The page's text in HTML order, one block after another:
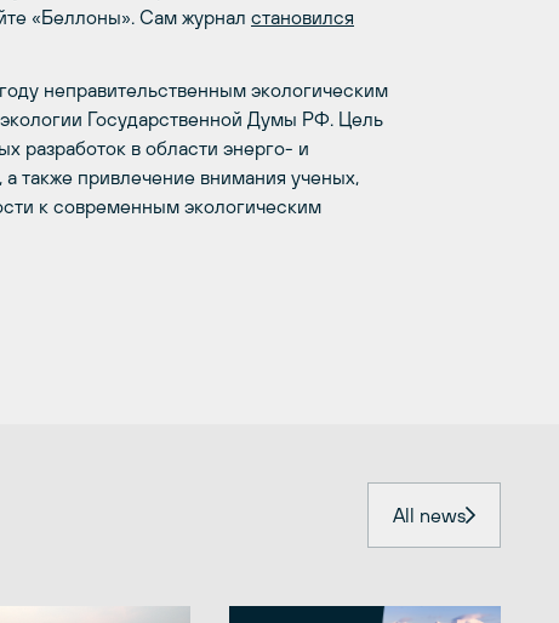
«Беллоны». Сам журнал становился
неправительственным экологическим
Государственной Думы РФ. Цель
разработок в области энерго- и
также привлечение внимания ученых,
к современным экологическим
All news